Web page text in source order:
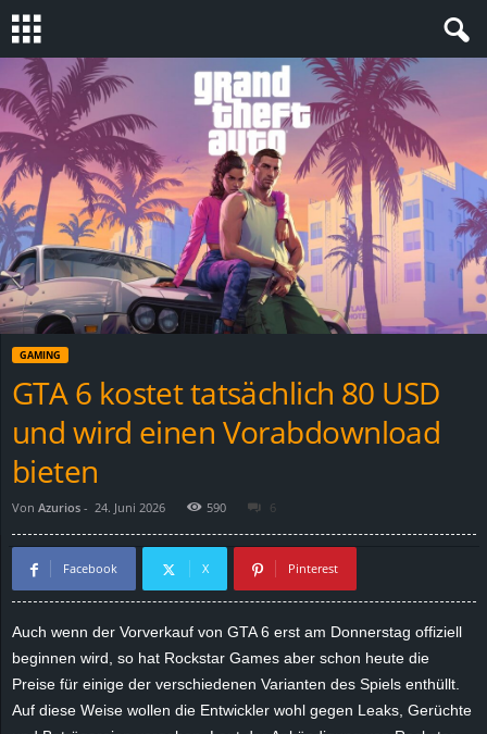
S
t
e
v
i
n
GAMING
GTA 6 kostet tatsächlich 80 USD
und wird einen Vorabdownload
bieten
Von Azurios - 24. Juni 2026 590 6
Facebook X Pinterest
Auch wenn der Vorverkauf von GTA 6 erst am Donnerstag offiziell
beginnen wird, so hat Rockstar Games aber schon heute die
Preise für einige der verschiedenen Varianten des Spiels enthüllt.
Auf diese Weise wollen die Entwickler wohl gegen Leaks, Gerüchte